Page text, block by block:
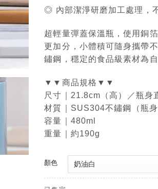
◎ 內部潔淨研磨加工處理，
超輕量彈蓋保溫瓶，使用銅
更加分，小體積可隨身攜帶
鏽鋼，穩定的食品級素材為
▼▼商品規格▼▼
尺寸｜21.8cm（高）／瓶身
材質｜SUS304不鏽鋼（瓶身
容量｜480ml
重量｜約190g
顏色